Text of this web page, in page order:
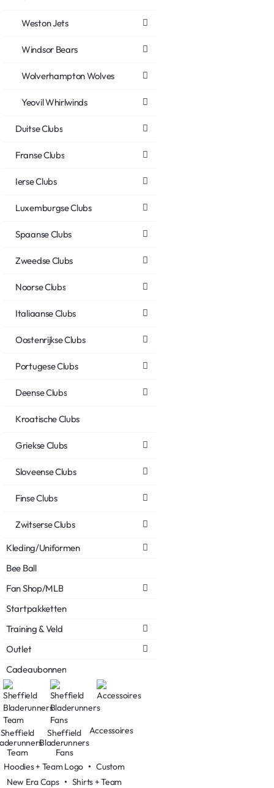
Weston Jets
Windsor Bears
Wolverhampton Wolves
Yeovil Whirlwinds
Duitse Clubs
Franse Clubs
Ierse Clubs
Luxemburgse Clubs
Spaanse Clubs
Zweedse Clubs
Noorse Clubs
Italiaanse Clubs
Oostenrijkse Clubs
Portugese Clubs
Deense Clubs
Kroatische Clubs
Griekse Clubs
Sloveense Clubs
Finse Clubs
Zwitserse Clubs
Kleding/Uniformen
Bee Ball
Fan Shop/MLB
Startpakketten
Training & Veld
Outlet
Cadeaubonnen
Hoodies + Team Logo •Custom
New Era Caps• Shirts + Team
Sheffield
Team
Sheffield
Bladerunners
Fans
Accessoires